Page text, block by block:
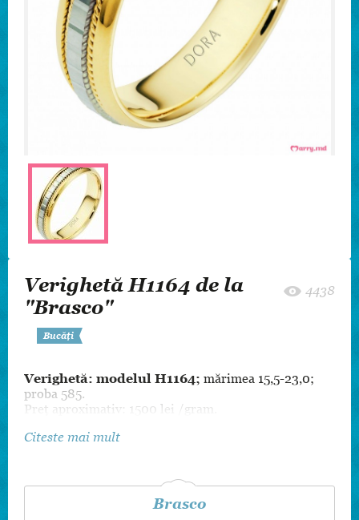
Verighetă H1164 de la
"Brasco"
4438
Bucăți
Verighetă: modelul H1164; mărimea 15,5-23,0;
proba 585.
Preț aproximativ: 1500 lei /gram.
Citeste mai mult
Brasco